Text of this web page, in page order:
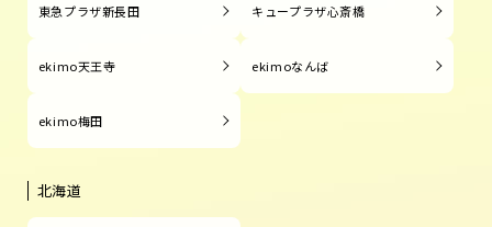
東急プラザ新長田 キュープラザ心斎橋
ekimo天王寺 ekimoなんば
ekimo梅田
北海道